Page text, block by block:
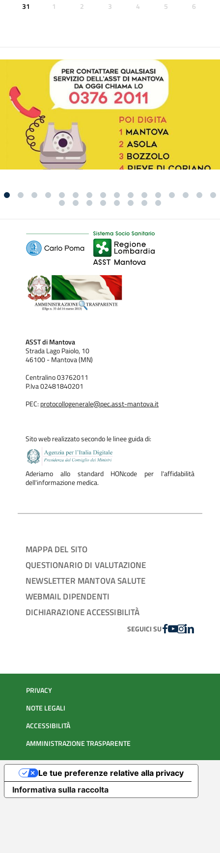
31
1 2 3 4 5 6
ASST di Mantova
Strada Lago Paiolo, 10
46100 - Mantova (MN)
Centralino 03762011
P.Iva 02481840201
PEC: protocollogenerale@pec.asst-mantova.it
Sito web realizzato secondo le linee guida di:
Aderiamo allo standard HONcode per l'affidabilità
dell'informazione medica.
MAPPA DEL SITO
QUESTIONARIO DI VALUTAZIONE
NEWSLETTER MANTOVA SALUTE
WEBMAIL DIPENDENTI
DICHIARAZIONE ACCESSIBILITÀ
SEGUICI SUFACEBOOK
YOUTUBE
INSTAGRAM
LINKEDIN
PRIVACY
NOTE LEGALI
ACCESSIBILITÀ
AMMINISTRAZIONE TRASPARENTE
Informativa sulla raccolta
Le tue preferenze relative alla privacy